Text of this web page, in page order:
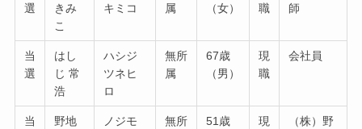
選
きみ
こ
キミコ
属
（女）
職
師
当
選
はし
じ 常
浩
ハシジ
ツネヒ
ロ
無所
属
67歳
（男）
現
職
会社員
当
野地
ノジモ
無所
51歳
現
（株）野